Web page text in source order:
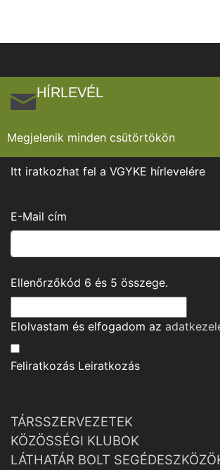
HÍRLEVÉL
Megjelenik minden csütörtökön
Itt iratkozhat fel a VGYKE hírlevelére
E-Mail cím
Ellenőrzőkód 6 és 5 összege.
Elolvastam és elfogadom az
Feliratkozás Leiratkozás
TÁRSSZERVEZETEK
KÖZÖSSÉGI KLUBOK
LÁTHATÁR BOLT